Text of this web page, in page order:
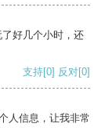
好几个小时，还
支持[0] 反对[0]
人信息，让我非常